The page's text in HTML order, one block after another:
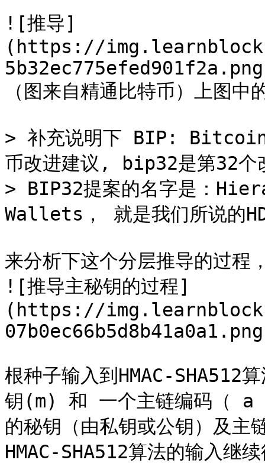
![推导]
(https://
（图来自精通比特币）上图
> 补充说明下 BIP:
币改进建议, bip32是第32个
> BIP32提案的名字是：
Wallets， 就是我们所说的
来分析下这个分层推导的过程
![推导主秘钥的过程]
(https://
根种子输入到HMAC-SHA512
钥(m) 和 一个主链编码（
的秘钥（由私钥或公钥）及主
HMAC-SHA512算法的输入继